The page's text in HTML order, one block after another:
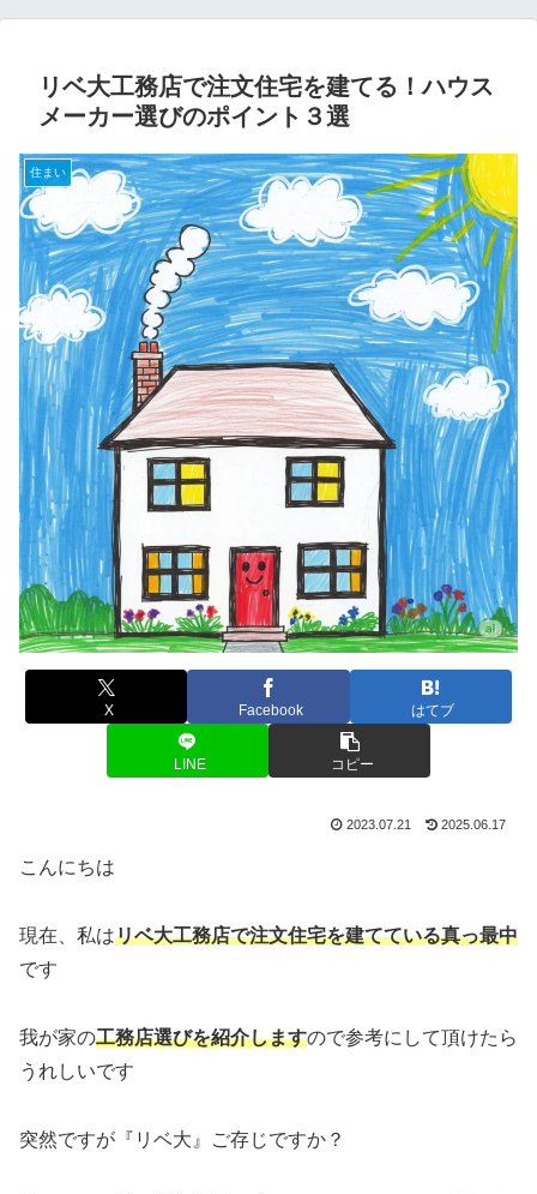
リベ大工務店で注文住宅を建てる！ハウス
メーカー選びのポイント３選
住まい
X Facebook はてブ
LINE コピー
2023.07.21 2025.06.17
こんにちは
現在、私はリベ大工務店で注文住宅を建てている真っ最中
です
我が家の工務店選びを紹介しますので参考にして頂けたら
うれしいです
突然ですが『リベ大』ご存じですか？